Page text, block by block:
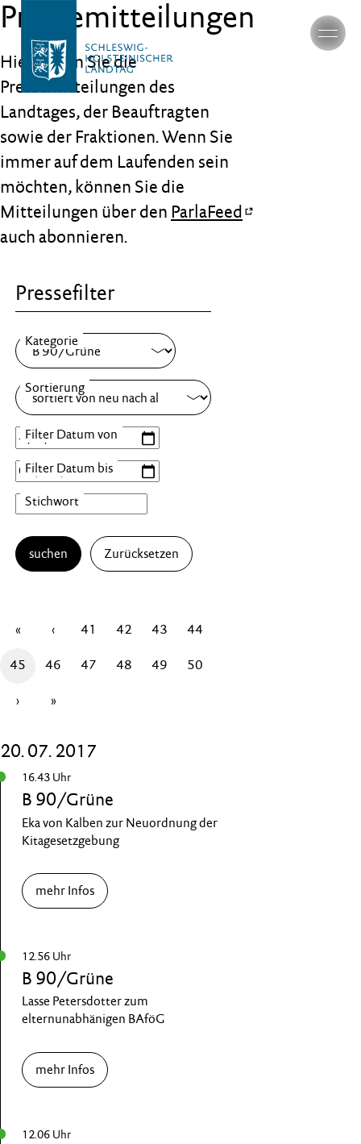
Pressemitteilungen
Hier finden Sie die
Pressemitteilungen des
Landtages, der Beauftragten
sowie der Fraktionen. Wenn Sie
immer auf dem Laufenden sein
möchten, können Sie die
Mitteilungen über den ParlaFeed
auch abonnieren.
« ‹ 41 42 43 44
45 46 47 48 49 50
› »
20. 07. 2017
16.43 Uhr
B 90/Grüne
Eka von Kalben zur Neuordnung der
Kitagesetzgebung
mehr Infos
12.56 Uhr
B 90/Grüne
Lasse Petersdotter zum
elternunabhänigen BAföG
mehr Infos
12.06 Uhr
Pressefilter
suchen Zurücksetzen